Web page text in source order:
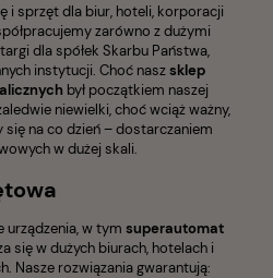
i sprzęt dla biur, hoteli, korporacji
zarówno z dużymi
dla spółek Skarbu Państwa,
instytucji. Choć naszsklep
był początkiem naszej
niewielki, choć wciąż ważny,
na co dzień – dostarczaniem
w dużej skali.
urządzenia, w tym superautomat
się w dużych biurach, hotelach i
Nasze rozwiązania gwarantują: